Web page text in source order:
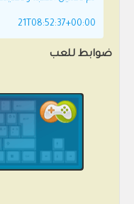
21T08:52:37+00:00
ضوابط للعب